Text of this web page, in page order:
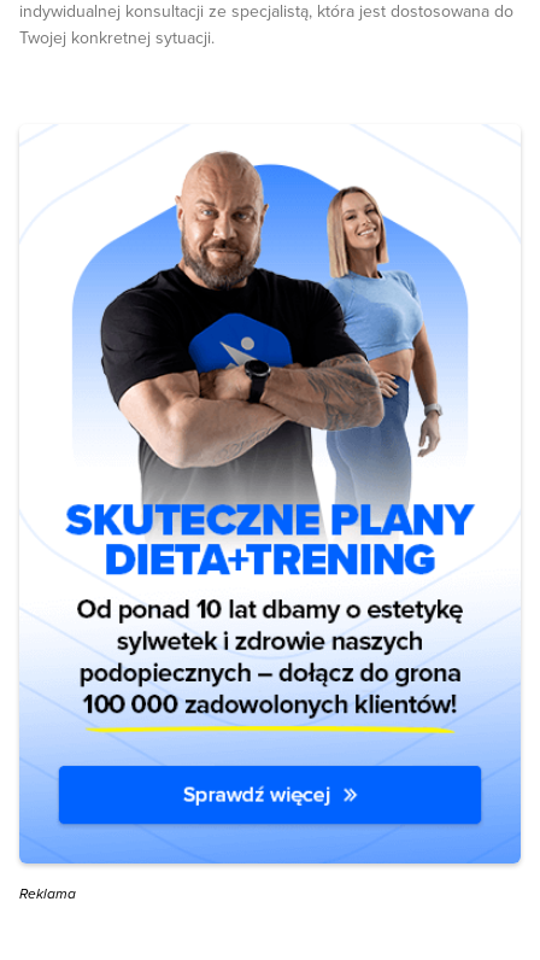
indywidualnej konsultacji ze specjalistą, która jest dostosowana do
Twojej konkretnej sytuacji.
Reklama